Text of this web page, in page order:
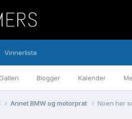
Galleri Blogger Kalender
Vinnerliste
Annet BMW og motorprat Noen her